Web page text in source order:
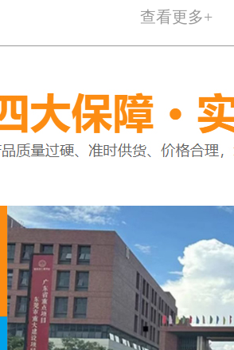
查看更多+